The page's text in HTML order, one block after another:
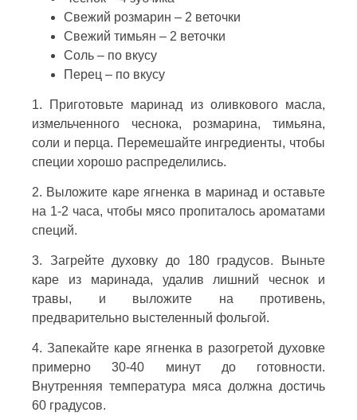
Свежий розмарин – 2 веточки
Свежий тимьян – 2 веточки
Соль – по вкусу
Перец – по вкусу
1. Приготовьте маринад из оливкового масла,
измельченного чеснока, розмарина, тимьяна,
соли и перца. Перемешайте ингредиенты, чтобы
специи хорошо распределились.
2. Выложите каре ягненка в маринад и оставьте
на 1-2 часа, чтобы мясо пропиталось ароматами
специй.
3. Загрейте духовку до 180 градусов. Выньте
каре из маринада, удалив лишний чеснок и
травы, и выложите на противень,
предварительно выстеленный фольгой.
4. Запекайте каре ягненка в разогретой духовке
примерно 30-40 минут до готовности.
Внутренняя температура мяса должна достичь
60 градусов.